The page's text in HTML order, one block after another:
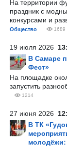
На территории
праздник с
конкурсами и
Общество 1689
19 июля 2026
В Самаре
Фест»
На площадке
запустить
1214
27 июня 2026
В ТК